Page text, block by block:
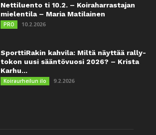
Nettiluento ti 10.2. – Koiraharrastajan
mielentila – Maria Matilainen
PRO 10.2.2026
SporttiRakin kahvila: Miltä näyttää rally-
tokon uusi sääntövuosi 2026? – Krista
Karhu...
Koiraurheilun ilo 9.2.2026